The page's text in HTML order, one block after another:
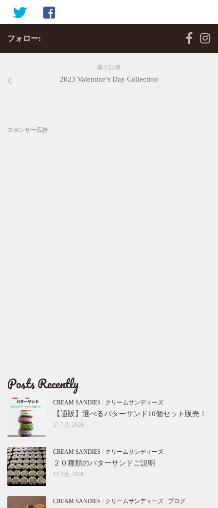
フォロー:
前の記事
2023 Valentine’s Day Collection
スポンサー広告
Posts Recently
CREAM SANDIES / クリームサンディーズ
【通販】選べるバターサンド10個セット販売！
27 7月, 2026
CREAM SANDIES / クリームサンディーズ
２０種類のバターサンドご説明
15 7月, 2026
CREAM SANDIES / クリームサンディーズ / ブログ